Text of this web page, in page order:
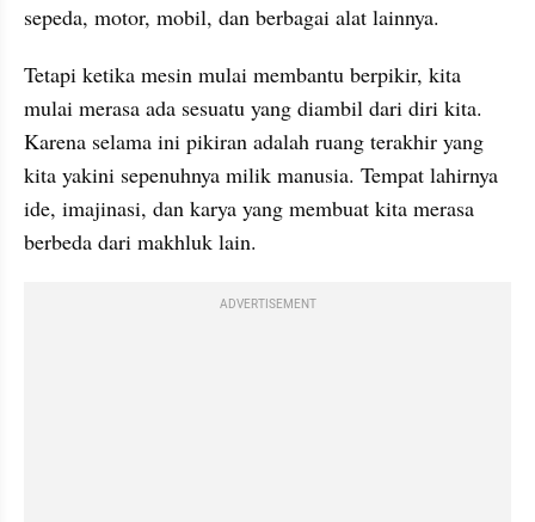
sepeda, motor, mobil, dan berbagai alat lainnya.
Tetapi ketika mesin mulai membantu berpikir, kita
mulai merasa ada sesuatu yang diambil dari diri kita.
Karena selama ini pikiran adalah ruang terakhir yang
kita yakini sepenuhnya milik manusia. Tempat lahirnya
ide, imajinasi, dan karya yang membuat kita merasa
berbeda dari makhluk lain.
ADVERTISEMENT